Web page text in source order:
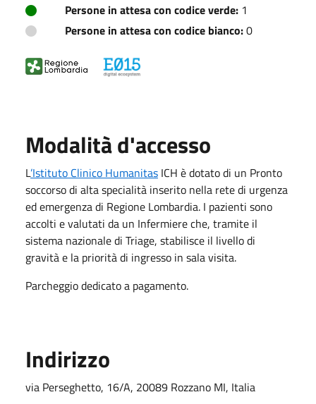
Persone in attesa con codice verde: 1
Persone in attesa con codice bianco:0
Modalità d'accesso
L’Istituto Clinico Humanitas ICH è dotato di un Pronto
soccorso di alta specialità inserito nella rete di urgenza
ed emergenza di Regione Lombardia. I pazienti sono
accolti e valutati da un Infermiere che, tramite il
sistema nazionale di Triage, stabilisce il livello di
gravità e la priorità di ingresso in sala visita.
Parcheggio dedicato a pagamento.
Indirizzo
via Perseghetto, 16/A, 20089 Rozzano MI, Italia